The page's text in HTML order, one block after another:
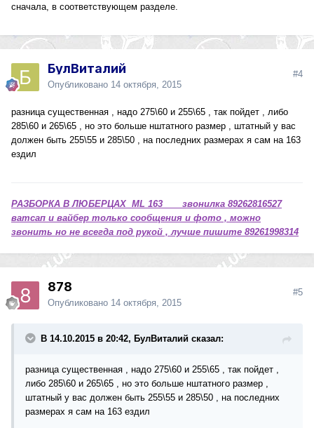
сначала, в соответствующем разделе.
БулВиталий
Опубликовано 14 октября, 2015
#4
разница существенная , надо 275\60 и 255\65 , так пойдет , либо
285\60 и 265\65 , но это больше нштатного размер , штатный у вас
должен быть 255\55 и 285\50 , на последних размерах я сам на 163
ездил
РАЗБОРКА В ЛЮБЕРЦАХ ML 163 звонилка 89262816527
ватсап и вайбер только сообщения и фото , можно
звонить но не всегда под рукой , лучше пишите 89261998314
878
Опубликовано 14 октября, 2015
#5
В 14.10.2015 в 20:42, БулВиталий сказал:
разница существенная , надо 275\60 и 255\65 , так пойдет ,
либо 285\60 и 265\65 , но это больше нштатного размер ,
штатный у вас должен быть 255\55 и 285\50 , на последних
размерах я сам на 163 ездил